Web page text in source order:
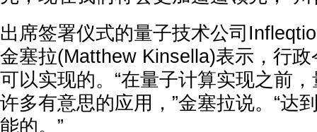
出席签署仪式的量子技术公司
金塞拉(Matthew Kinsella)表示，行
可以实现的。“在量子计算实现之前
许多有意思的应用，”金塞拉说。“达
能的。”